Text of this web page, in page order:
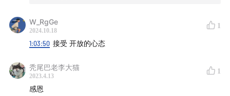
E24 I 《肠子的小心思》：我们与微生物的共生关系
E19 I 《贪婪的多巴胺》：I WANT MORE
说在最后：
W_RgGe
2024.10.18
1
1:03:50 接受 开放的心态
秃尾巴老李大猫
2023.4.13
1
感恩